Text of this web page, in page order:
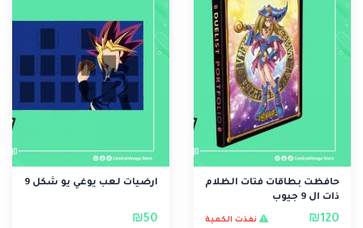
حافظت بطاقات فتات الظلام
ذات ال 9 جيوب
₪120 نفذت الكمية
ارضيات لعب يوغي يو شكل 9
₪50